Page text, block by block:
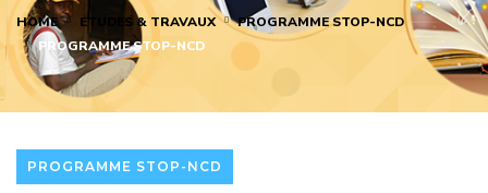
HOME ETUDES & TRAVAUX
PROGRAMME STOP-NCD
PROGRAMME STOP-NCD
PROGRAMME STOP-NCD